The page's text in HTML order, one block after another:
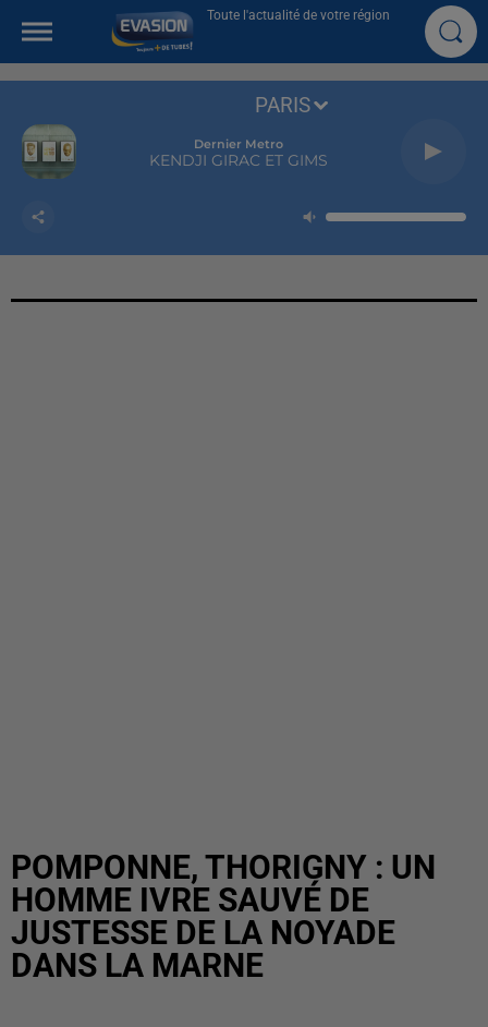
Toute l'actualité de votre région
Dernier Metro
KENDJI GIRAC ET GIMS
PARIS
POMPONNE, THORIGNY : UN
HOMME IVRE SAUVÉ DE
JUSTESSE DE LA NOYADE
DANS LA MARNE